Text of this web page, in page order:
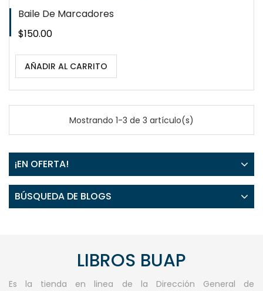
Baile De Marcadores
Precio
$150.00
AÑADIR AL CARRITO
Mostrando 1-3 de 3 artículo(s)
¡EN OFERTA!
BÚSQUEDA DE BLOGS
LIBROS BUAP
Es la tienda en linea de la Dirección General de